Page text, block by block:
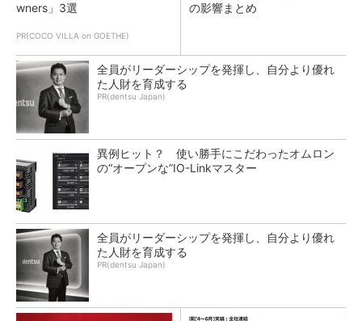
wners」3選
PR(COCO VILLA on GOETHE)
の影響まとめ
全員がリーダーシップを発揮し、自分より優れ
た人財を育成する
PR(dentsu Japan)
異例ヒット？ 使い勝手にこだわったオムロン
の“オープンな”IO-Linkマスター
全員がリーダーシップを発揮し、自分より優れ
た人財を育成する
PR(dentsu Japan)